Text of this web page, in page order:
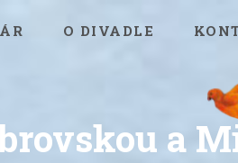
O DIVADLE
a